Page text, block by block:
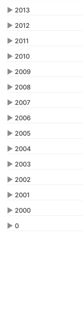
▶ 2013
▶ 2012
▶ 2011
▶ 2010
▶ 2009
▶ 2008
▶ 2007
▶ 2006
▶ 2005
▶ 2004
▶ 2003
▶ 2002
▶ 2001
▶ 2000
▶ 0